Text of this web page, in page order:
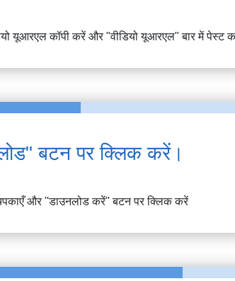
यूआरएल कॉपी करें और "वीडियो यूआरएल" बार में पेस्ट
बटन पर क्लिक करें।
और ''डाउनलोड करें'' बटन पर क्लिक करें